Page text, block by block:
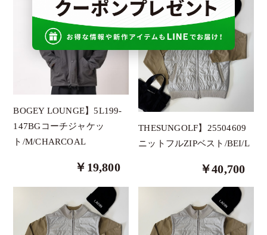
BOGEY LOUNGE】5L199-
147BGコーチジャケッ
ト/M/CHARCOAL
￥19,800
THESUNGOLF】25504609
ニットフルZIPベスト/BEI/L
￥40,700